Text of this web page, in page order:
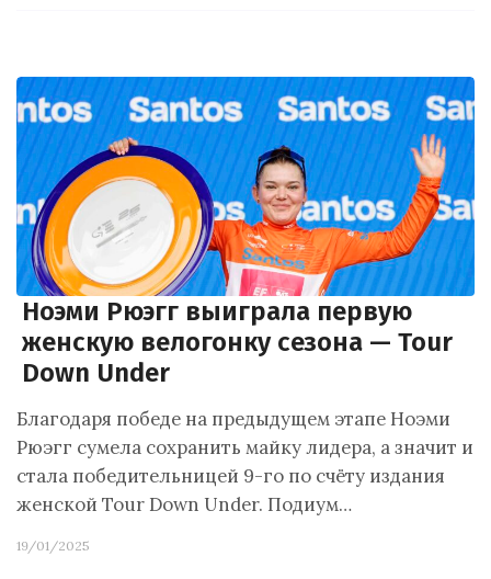
Ноэми Рюэгг выиграла первую
женскую велогонку сезона — Tour
Down Under
Благодаря победе на предыдущем этапе Ноэми
Рюэгг сумела сохранить майку лидера, а значит и
стала победительницей 9-го по счёту издания
женской Tour Down Under. Подиум…
19/01/2025